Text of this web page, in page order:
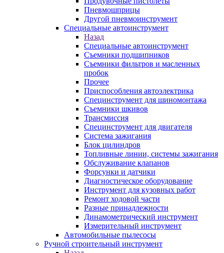
Пневмошприцы
Другой пневмоинструмент
Специальные автоинструмент
Назад
Специальные автоинструмент
Съемники подшипников
Съемники фильтров и масленных
пробок
Прочее
Приспособления автоэлектрика
Специнструмент для шиномонтажа
Съемники шкивов
Трансмиссия
Специнструмент для двигателя
Система зажигания
Блок цилиндров
Топливные линии, системы зажигания
Обслуживание клапанов
Форсунки и датчики
Диагностическое оборудование
Инструмент для кузовных работ
Ремонт ходовой части
Разные принадлежности
Динамометрический инструмент
Измерительный инструмент
Автомобильные пылесосы
Ручной строительный инструмент